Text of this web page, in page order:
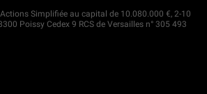
Simplifiée au capital de 10.080.000 €, 2-10
Poissy Cedex 9 RCS de Versailles n° 305 493